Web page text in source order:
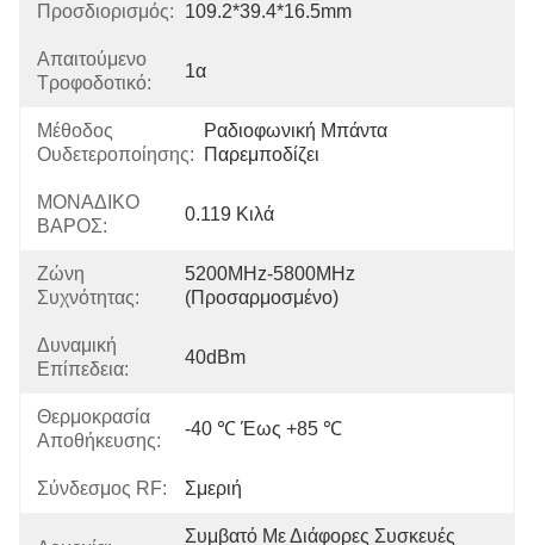
Προσδιορισμός: 109.2*39.4*16.5mm
Απαιτούμενο
Τροφοδοτικό:
1α
Μέθοδος
Ουδετεροποίησης:
Ραδιοφωνική Μπάντα
Παρεμποδίζει
ΜΟΝΑΔΙΚΟ
ΒΑΡΟΣ:
0.119 Κιλά
Ζώνη
Συχνότητας:
5200MHz-5800MHz
(προσαρμοσμένο)
Δυναμική
Επίπεδεια:
40dBm
Θερμοκρασία
Αποθήκευσης:
-40 ℃ Έως +85 ℃
Σύνδεσμος RF: Σμεριή
Συμβατό Με Διάφορες Συσκευές